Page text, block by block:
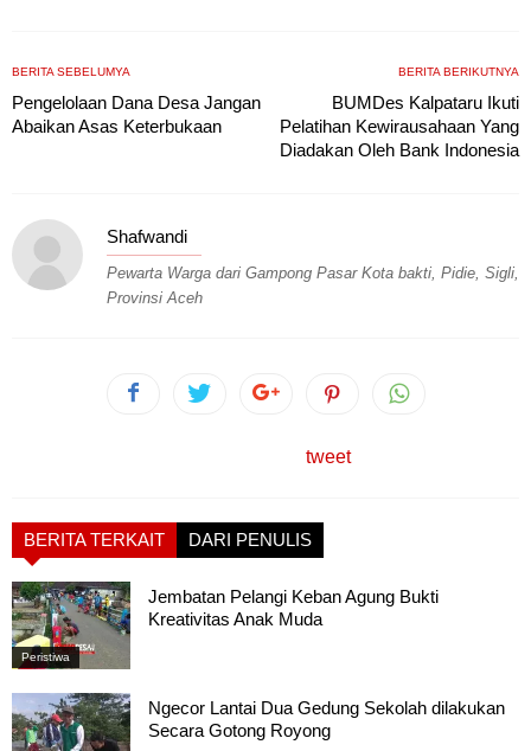
BERITA SEBELUMYA
Pengelolaan Dana Desa Jangan
Abaikan Asas Keterbukaan
BERITA BERIKUTNYA
BUMDes Kalpataru Ikuti
Pelatihan Kewirausahaan Yang
Diadakan Oleh Bank Indonesia
Shafwandi
Pewarta Warga dari Gampong Pasar Kota bakti, Pidie, Sigli,
Provinsi Aceh
tweet
BERITA TERKAIT DARI PENULIS
Peristiwa
Jembatan Pelangi Keban Agung Bukti
Kreativitas Anak Muda
Ngecor Lantai Dua Gedung Sekolah dilakukan
Secara Gotong Royong